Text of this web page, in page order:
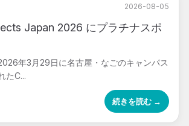
2026-08-05
Japan 2026 にプラチナスポ
年3月29日に名古屋・なごのキャンパス
たC...
続きを読む →